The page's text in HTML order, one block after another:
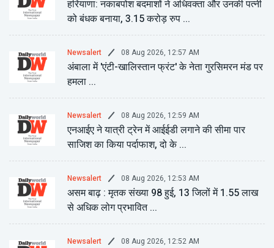
हरियाणा: नकाबपोश बदमाशों ने अधिवक्ता और उनकी पत्नी
को बंधक बनाया, 3.15 करोड़ रुप ...
Newsalert 08 Aug 2026, 12:57 AM
अंबाला में 'एंटी-खालिस्तान फ्रंट' के नेता गुरसिमरन मंड पर
हमला ...
Newsalert 08 Aug 2026, 12:59 AM
एनआईए ने यात्री ट्रेन में आईईडी लगाने की सीमा पार
साजिश का किया पर्दाफाश, दो के ...
Newsalert 08 Aug 2026, 12:53 AM
असम बाढ़ : मृतक संख्या 98 हुई, 13 जिलों में 1.55 लाख
से अधिक लोग प्रभावित ...
Newsalert 08 Aug 2026, 12:52 AM